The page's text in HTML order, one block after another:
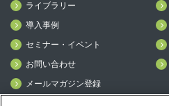
ライブラリー
導入事例
セミナー・イベント
お問い合わせ
メールマガジン登録